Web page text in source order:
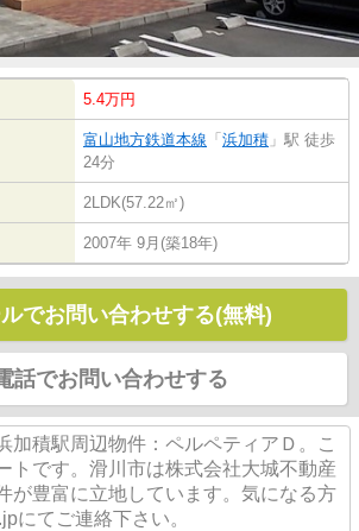
5.4万円
富山地方鉄道本線 「 浜加積 」駅 徒歩
24分
2LDK(57.22㎡)
2007年 9月(築18年)
でお問い合わせする(無料)
話でお問い合わせする
加積駅周辺物件：ペルペティアＤ。こ
トです。滑川市は株式会社大城不動産
が豊富に立地しています。気になる方
にてご連絡下さい。